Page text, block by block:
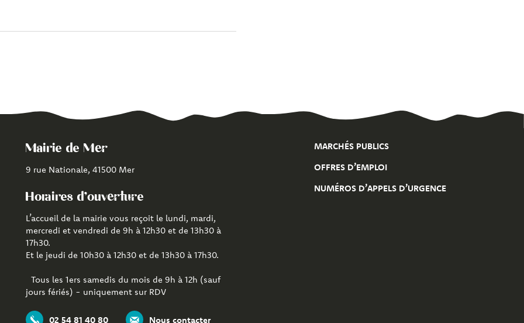
Mairie de Mer
9 rue Nationale, 41500 Mer
Horaires d'ouverture
L’accueil de la mairie vous reçoit le lundi, mardi,
mercredi et vendredi de 9h à 12h30 et de 13h30 à
17h30.
Et le jeudi de 10h30 à 12h30 et de 13h30 à 17h30.
Tous les 1ers samedis du mois de 9h à 12h (sauf
jours fériés) - uniquement sur RDV
02 54 81 40 80 Nous contacter
MARCHÉS PUBLICS
OFFRES D’EMPLOI
NUMÉROS D’APPELS D’URGENCE